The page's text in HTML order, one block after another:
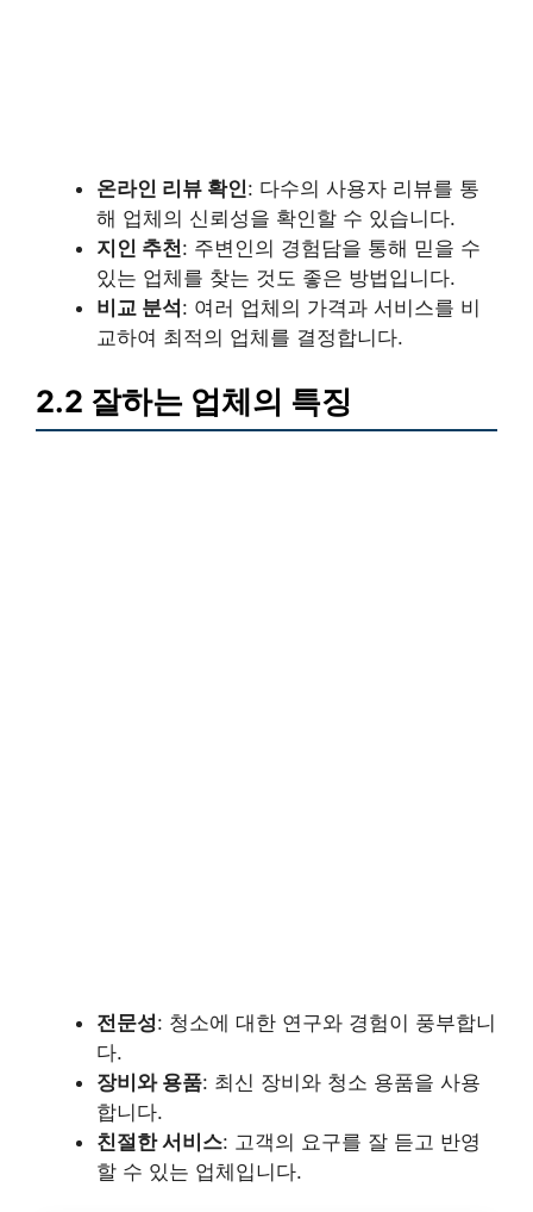
온라인 리뷰 확인: 다수의 사용자 리뷰를 통
해 업체의 신뢰성을 확인할 수 있습니다.
지인 추천: 주변인의 경험담을 통해 믿을 수
있는 업체를 찾는 것도 좋은 방법입니다.
비교 분석 : 여러 업체의 가격과 서비스를 비
교하여 최적의 업체를 결정합니다.
2.2 잘하는 업체의 특징
전문성: 청소에 대한 연구와 경험이 풍부합니
다.
장비와 용품: 최신 장비와 청소 용품을 사용
합니다.
친절한 서비스: 고객의 요구를 잘 듣고 반영
할 수 있는 업체입니다.